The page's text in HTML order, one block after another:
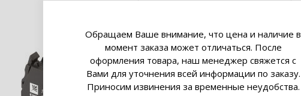
Обращаем Ваше внимание, что цена и наличие в
момент заказа может отличаться. После
оформления товара, наш менеджер свяжется с
Вами для уточнения всей информации по заказу.
Приносим извинения за временные неудобства.